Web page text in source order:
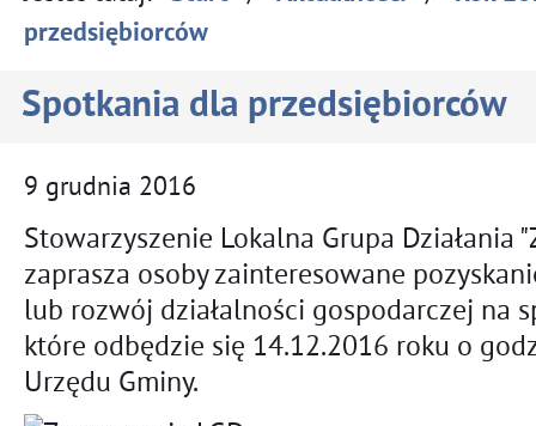
przedsiębiorców
Spotkania dla przedsiębiorców
9 grudnia 2016
Stowarzyszenie Lokalna Grupa Działania
zaprasza osoby zainteresowane
lub rozwój działalności gospodarczej na
które odbędzie się 14.12.2016 roku o
Urzędu Gminy.